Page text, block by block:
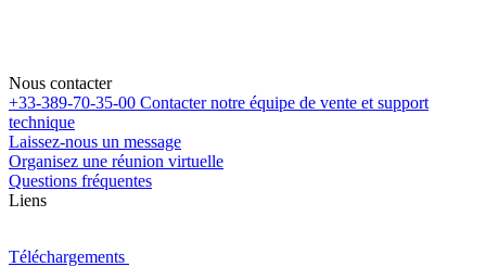
Nous contacter
+33-389-70-35-00 Contacter notre équipe de vente et support
technique
Laissez-nous un message
Organisez une réunion virtuelle
Questions fréquentes
Liens
Téléchargements